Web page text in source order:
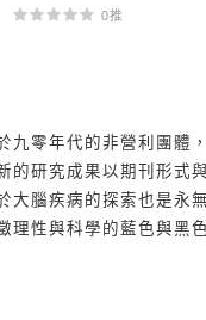
0推
九零年代的非營利團體
的研究成果以期刊形式
大腦疾病的探索也是永
理性與科學的藍色與黑